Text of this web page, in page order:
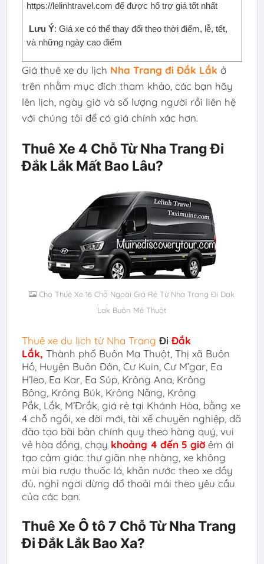
https://lelinhtravel.com để được hổ trợ giá tốt nhất
Lưu Ý: Giá xe có thể thay đổi theo thời điểm, lễ, tết,
và những ngày cao điểm
Giá thuê xe du lịch Nha Trang đi Đắk Lắk ở
trên nhằm mục đích tham khảo, các bạn hãy
lên lịch, ngày giờ và số lượng người rồi liên hệ
với chúng tôi để có giá chính xác hơn.
Thuê Xe 4 Chỗ Từ Nha Trang Đi
Đắk Lắk Mất Bao Lâu?
Cho Thuê Xe 16 Chỗ Ngoài Giá Rẻ Từ Nha Trang Đi Dak
Lak Buôn Mê Thuột
Thuê xe du lịch từ Nha Trang Đi Đắk
Lắk, Thành phố Buôn Ma Thuột, Thị xã Buôn
Hồ, Huyện Buôn Đôn, Cư Kuin, Cư M’gar, Ea
H’leo, Ea Kar, Ea Súp, Krông Ana, Krông
Bông, Krông Búk, Krông Năng, Krông
Pắk, Lắk, M’Đrắk , giá rẻ tại Khánh Hòa bằng xe
4 chỗ ngồi, xe đời mới, tài xế chuyên nghiệp, đã
đào tạo bài bản chính quy theo hàng quý, vui
vẻ hòa đồng, chạy khoảng 4 đến 5 giờêm ái
tạo cảm giác thư giãn nhẹ nhàng, xe không
mùi bia rượu thuốc lá, khăn nước theo xe đầy
đủ. nghỉ ngơi dừng đổ thoải mái theo yêu cầu
của các bạn.
Thuê Xe Ô tô 7 Chỗ Từ Nha Trang
Đi Đắk Lắk Bao Xa?